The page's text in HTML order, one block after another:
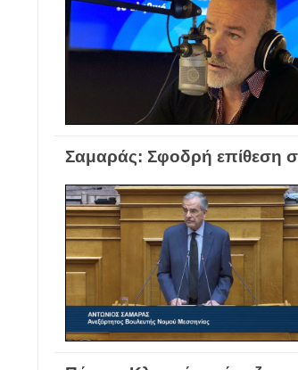
Σαμαράς: Σφοδρή επίθεση